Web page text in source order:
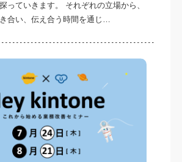
っていきます。 それぞれの立場から、
合い、伝え合う時間を通じ…